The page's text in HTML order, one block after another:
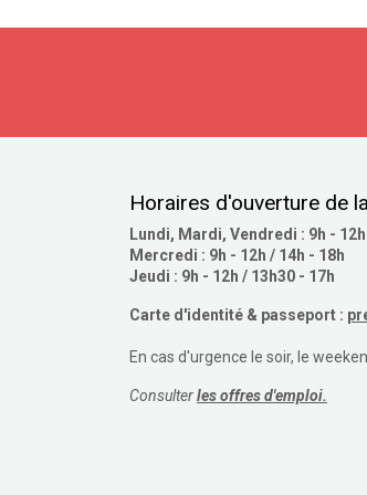
Horaires d'ouverture de
Lundi, Mardi, Vendredi : 9h -
Mercredi : 9h - 12h / 14h - 18h
Jeudi : 9h - 12h / 13h30 - 17h
Carte d'identité & passeport :
En cas d'urgence le soir, le
Consulterles offres d'emploi.